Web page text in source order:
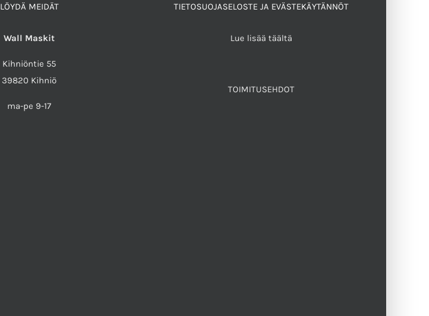
LÖYDÄ MEIDÄT
Wall Maskit
Kihniöntie 55
39820 Kihniö
ma-pe 9-17
TIETOSUOJASELOSTE JA EVÄSTEKÄYTÄNNÖT
Lue lisää täältä
TOIMITUSEHDOT